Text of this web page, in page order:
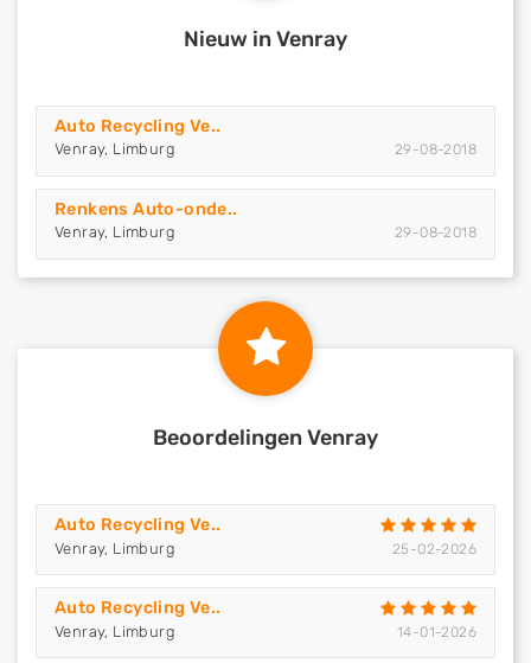
Nieuw in Venray
Auto Recycling Ve..
Venray, Limburg 29-08-2018
Renkens Auto-onde..
Venray, Limburg 29-08-2018
Beoordelingen Venray
Auto Recycling Ve..
Venray, Limburg 25-02-2026
Auto Recycling Ve..
Venray, Limburg 14-01-2026